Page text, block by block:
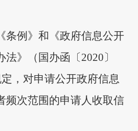
条例》和《政府信息公开
》（国办函〔2020〕
，对申请公开政府信息
频次范围的申请人收取信